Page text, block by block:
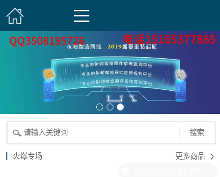
搜索
火爆专场 更多商品